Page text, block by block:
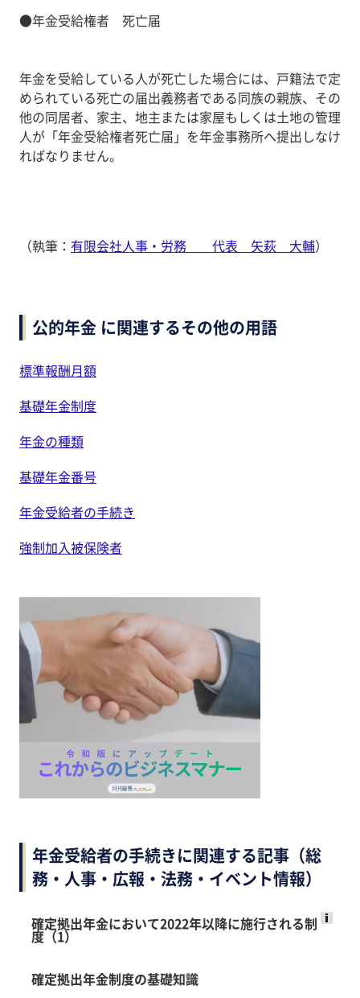
●年金受給権者 死亡届
年金を受給している人が死亡した場合には、戸籍法で定
められている死亡の届出義務者である同族の親族、その
他の同居者、家主、地主または家屋もしくは土地の管理
人が「年金受給権者死亡届」を年金事務所へ提出しなけ
ればなりません。
（執筆： 有限会社人事・労務 代表 矢萩 大輔）
公的年金 に関連するその他の用語
標準報酬月額
基礎年金制度
年金の種類
基礎年金番号
年金受給者の手続き
強制加入被保険者
年金受給者の手続きに関連する記事（総
務・人事・広報・法務・イベント情報）
確定拠出年金において2022年以降に施行される制
度（1）
確定拠出年金制度の基礎知識